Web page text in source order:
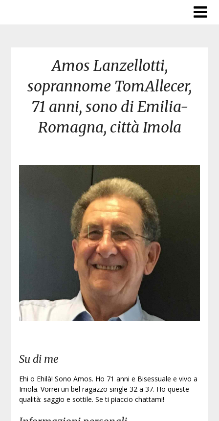
Amos Lanzellotti,
soprannome TomAllecer,
71 anni, sono di Emilia-
Romagna, città Imola
Su di me
Ehi o Ehilà! Sono Amos. Ho 71 anni e Bisessuale e vivo a
Imola. Vorrei un bel ragazzo single 32 a 37. Ho queste
qualità: saggio e sottile. Se ti piaccio chattami!